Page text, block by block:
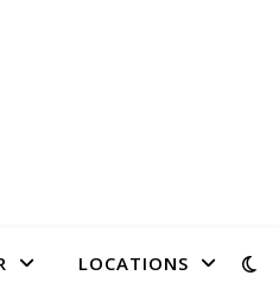
LOCATIONS